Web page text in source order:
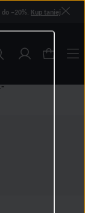
do −20%. Kup taniej